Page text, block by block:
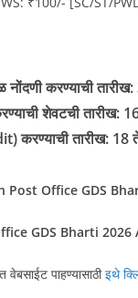
करण्याची
शेवटची तारीख:
करण्याची तारीख: 18
Post Office GDS
GDS Bharti 2026
वेबसाईट पाहण्यासाठीइथे